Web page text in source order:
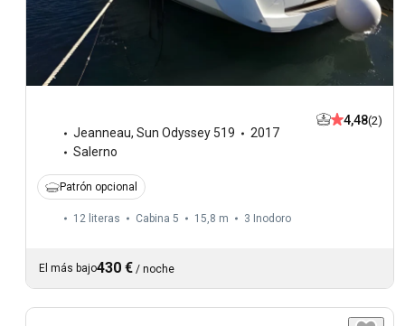
Jeanneau, Sun Odyssey 519
2017
Salerno
4,48(2)
Patrón opcional
12 literas Cabina 5 15,8 m 3 Inodoro
El más bajo430 € / noche